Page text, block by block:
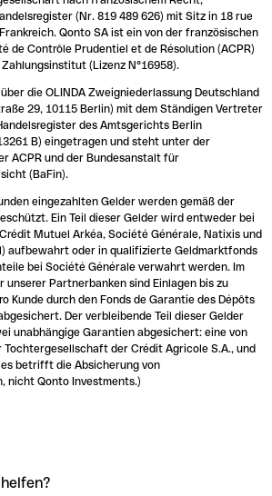
(Nr. 819 489 626) mit Sitz in 18 rue
Qonto SA ist ein von der französischen
de Contrôle Prudentiel et de Résolution (ACPR)
(Lizenz N°16958).
die OLINDA Zweigniederlassung Deutschland
29, 10115 Berlin) mit dem Ständigen Vertreter
des Amtsgerichts Berlin
B) eingetragen und steht unter der
ACPR und der Bundesanstalt für
(BaFin).
eingezahlten Gelder werden gemäß der
Ein Teil dieser Gelder wird entweder bei
Mutuel Arkéa, Société Générale, Natixis und
aufbewahrt oder in qualifizierte Geldmarktfonds
bei Société Générale verwahrt werden. Im
unserer Partnerbanken sind Einlagen bis zu
Kunde durch den Fonds de Garantie des Dépôts
Der verbleibende Teil dieser Gelder
unabhängige Garantien abgesichert: eine von
Tochtergesellschaft der Crédit Agricole S.A., und
betrifft die Absicherung von
nicht Qonto Investments.)